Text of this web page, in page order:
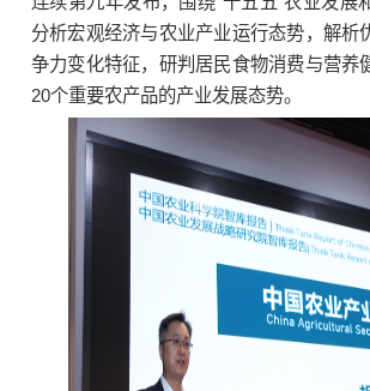
分析宏观经济与农业产业运行态势，解析
争力变化特征，研判居民食物消费与营养
20个重要农产品的产业发展态势。